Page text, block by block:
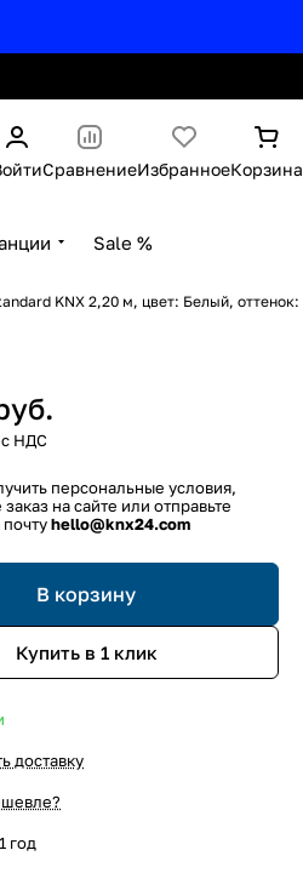
СравнениеИзбранноеКорзина
Sale %
KNX 2,20 м, цвет: Белый, оттенок:
персональные условия,
на сайте или отправьте
hello@knx24.com
В корзину
Купить в 1 клик
доставку
год